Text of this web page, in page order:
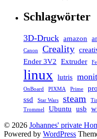
Schlagwörter
3D-Druck amazon
Canon Creality
Ender 3V2 Extruder
linux lutris
OnBoard PIXMA Prime
ssd
Star Wars steam
Trommel
Ubuntu usb
© 2026 Johannes' private
Powered by WordPress